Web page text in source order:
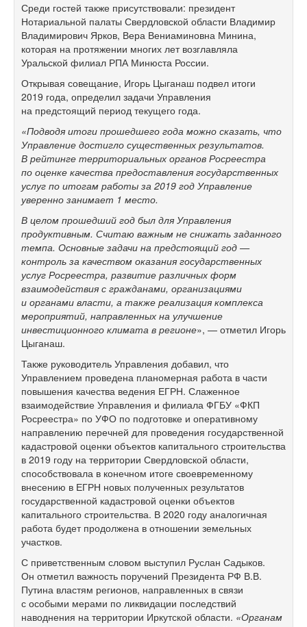
Среди гостей также присутствовали: президент
Нотариальной палаты Свердловской области Владимир
Владимирович Ярков, Вера Вениаминовна Минина,
которая на протяжении многих лет возглавляла
Уральской филиал РПА Минюста России.
Открывая совещание, Игорь Цыганаш подвел итоги
2019 года, определил задачи Управления
на предстоящий период текущего года.
«Подводя итоги прошедшего года можно сказать, что
Управление достигло существенных результатов.
В рейтинге территориальных органов Росреестра
по оценке качества предоставления государственных
услуг по итогам работы за 2019 год Управление
уверенно занимает 1 место.
В целом прошедший год был для Управления
продуктивным. Считаю важным не снижать заданного
темпа. Основные задачи на предстоящий год —
контроль за качеством оказания государственных
услуг Росреестра, развитие различных форм
взаимодействия с гражданами, организациями
и органами власти, а также реализация комплекса
мероприятий, направленных на улучшение
инвестиционного климата в регионе», — отметил Игорь
Цыганаш.
Также руководитель Управления добавил, что
Управлением проведена планомерная работа в части
повышения качества ведения ЕГРН. Слаженное
взаимодействие Управления и филиала ФГБУ «ФКП
Росреестра» по УФО по подготовке и оперативному
направлению перечней для проведения государственной
кадастровой оценки объектов капитального строительства
в 2019 году на территории Свердловской области,
способствовала в конечном итоге своевременному
внесению в ЕГРН новых полученных результатов
государственной кадастровой оценки объектов
капитального строительства. В 2020 году аналогичная
работа будет продолжена в отношении земельных
участков.
С приветственным словом выступил Руслан Садыков.
Он отметил важность поручений Президента РФ В.В.
Путина властям регионов, направленных в связи
с особыми мерами по ликвидации последствий
наводнения на территории Иркутской области. «Органам